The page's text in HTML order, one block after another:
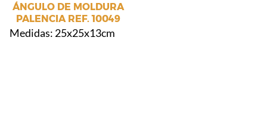
ÁNGULO DE MOLDURA
PALENCIA REF. 10049
Medidas: 25x25x13cm